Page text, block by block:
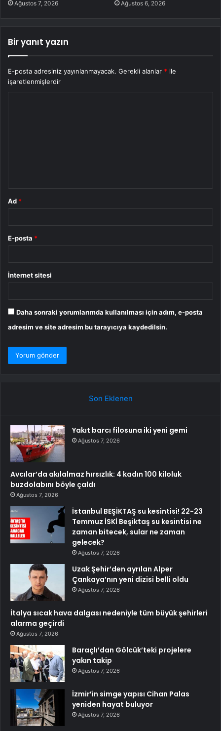
Ağustos 7, 2026 Ağustos 6, 2026
Bir yanıt yazın
E-posta adresiniz yayınlanmayacak. Gerekli alanlar * ile
işaretlenmişlerdir
Ad *
E-posta *
İnternet sitesi
Daha sonraki yorumlarımda kullanılması için adım, e-posta
adresim ve site adresim bu tarayıcıya kaydedilsin.
Son Eklenen
Yakıt barcı filosuna iki yeni gemi
Ağustos 7, 2026
Avcılar’da akılalmaz hırsızlık: 4 kadın 100 kiloluk
buzdolabını böyle çaldı
Ağustos 7, 2026
İstanbul BEŞİKTAŞ su kesintisi! 22-23
Temmuz İSKİ Beşiktaş su kesintisi ne
zaman bitecek, sular ne zaman
gelecek?
Ağustos 7, 2026
Uzak Şehir’den ayrılan Alper
Çankaya’nın yeni dizisi belli oldu
Ağustos 7, 2026
İtalya sıcak hava dalgası nedeniyle tüm büyük şehirleri
alarma geçirdi
Ağustos 7, 2026
Baraçlı’dan Gölcük’teki projelere
yakın takip
Ağustos 7, 2026
İzmir’in simge yapısı Cihan Palas
yeniden hayat buluyor
Ağustos 7, 2026